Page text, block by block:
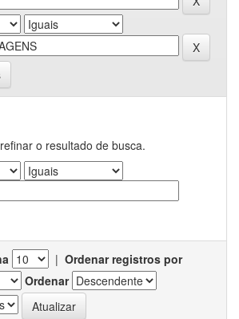
o resultado de busca.
| Ordenar registros por
Ordenar